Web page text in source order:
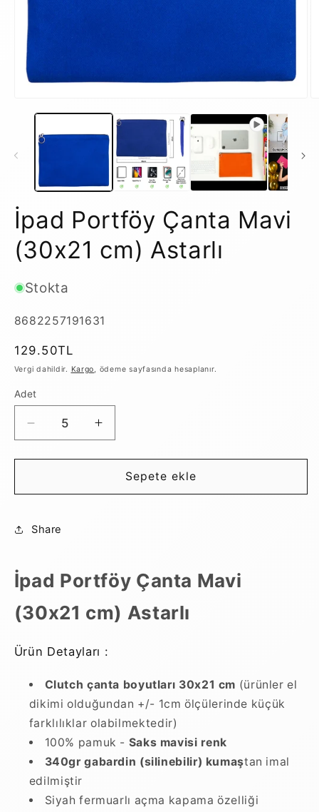
oynatın
İpad Portföy Çanta Mavi
(30x21 cm) Astarlı
Stokta
SKU:
8682257191631
Normal
fiyat
129.50TL
Vergi dahildir. Kargo, ödeme sayfasında hesaplanır.
Adet
Portföy
Çanta
(30x21
Astarlı
azaltın
İpad
Portföy
Çanta
Mavi
(30x21
artırın
Sepete ekle
Share
İpad Portföy Çanta Mavi
(30x21 cm) Astarlı
Ürün Detayları :
Clutch çanta boyutları 30x21 cm (ürünler el
dikimi olduğundan +/- 1cm ölçülerinde küçük
farklılıklar olabilmektedir)
100% pamuk - Saks mavisi renk
340gr gabardin (silinebilir) kumaştan imal
edilmiştir
Siyah fermuarlı açma kapama özelliği